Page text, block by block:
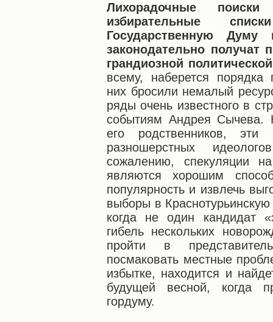
Лихорадочные
избирательные
Государственную Думу
законодательно получат
грандиозной
всему, наберется порядка
них бросили немалый
ряды очень известного в
событиям Андрея Сычева.
его родственников,
разношерстных
сожалению, спекуляции
являются хорошим
популярность и извлечь
выборы в
когда не один кандидат
гибель нескольких
пройти в
посмаковать местные
избытке, находится и
будущей весной, когда
гордуму.